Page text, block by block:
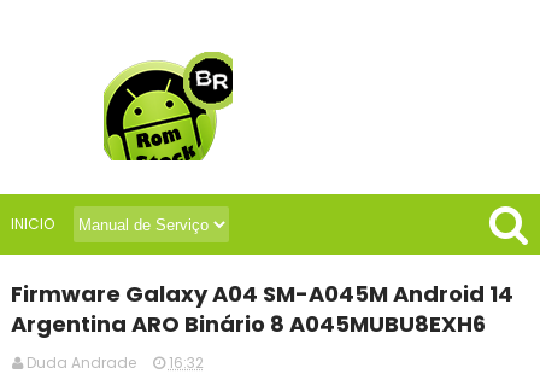
INICIO
Firmware Galaxy A04 SM-A045M Android 14
Argentina ARO Binário 8 A045MUBU8EXH6
Duda Andrade 16:32